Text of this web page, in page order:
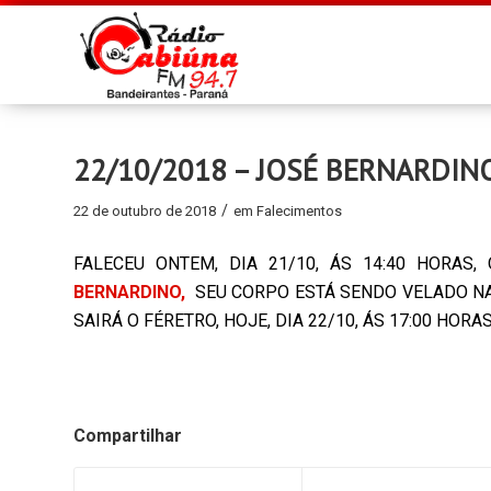
22/10/2018 – JOSÉ
22 de outubro de 2018 / em Falecimentos
FALECEU ONTEM, DIA 21/10, ÁS 14:40 HORAS,
BERNARDINO, SEU CORPO ESTÁ SENDO VELADO
SAIRÁ O FÉRETRO, HOJE, DIA 22/10, ÁS 17:00
Compartilhar